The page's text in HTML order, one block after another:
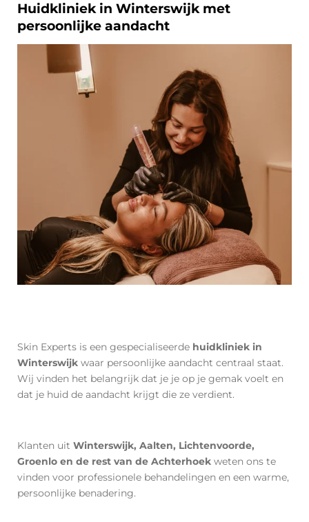
Huidkliniek in Winterswijk met
persoonlijke aandacht
Skin Experts is een gespecialiseerde huidkliniek in
Winterswijk waar persoonlijke aandacht centraal staat.
Wij vinden het belangrijk dat je je op je gemak voelt en
dat je huid de aandacht krijgt die ze verdient.
Klanten uit Winterswijk, Aalten, Lichtenvoorde,
Groenlo en de rest van de Achterhoek weten ons te
vinden voor professionele behandelingen en een warme,
persoonlijke benadering.